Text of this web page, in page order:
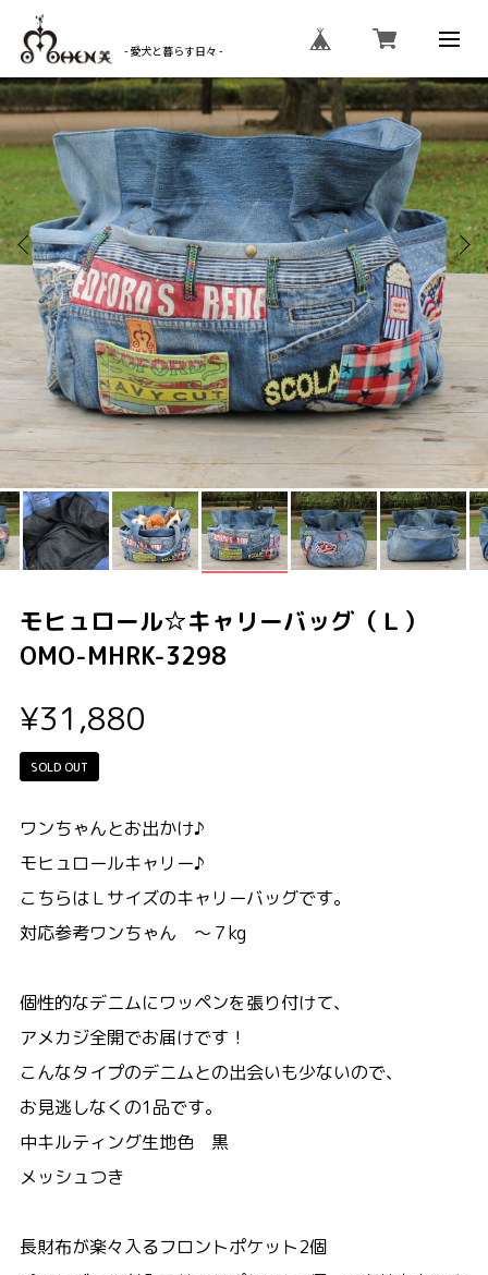
- 愛犬と暮らす日々 -
モヒュロール☆キャリーバッグ（Ｌ）
OMO-MHRK-3298
¥31,880
SOLD OUT
ワンちゃんとお出かけ♪
モヒュロールキャリー♪
こちらはＬサイズのキャリーバッグです。
対応参考ワンちゃん ～７kg
個性的なデニムにワッペンを張り付けて、
アメカジ全開でお届けです！
こんなタイプのデニムとの出会いも少ないので、
お見逃しなくの1品です。
中キルティング生地色 黒
メッシュつき
長財布が楽々入るフロントポケット2個